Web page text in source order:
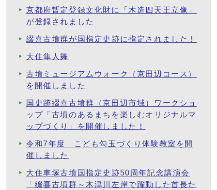
京都府暫定登録文化財に「木造四天王立像」
が登録されました
綴喜古墳群が国指定史跡に指定されました！
大住隼人舞
古墳ミュージアムウォーク（京田辺コース）
を開催しました
国史跡綴喜古墳群（京田辺市域）ワークショ
ップ「古墳のあるまちを楽しむオリジナルマ
ップづくり」を開催しました！
令和7年度 こども勾玉づくり体験教室を開
催しました
大住車塚古墳国指定史跡50周年記念講演会
「綴喜古墳群～木津川左岸で躍動した首長た